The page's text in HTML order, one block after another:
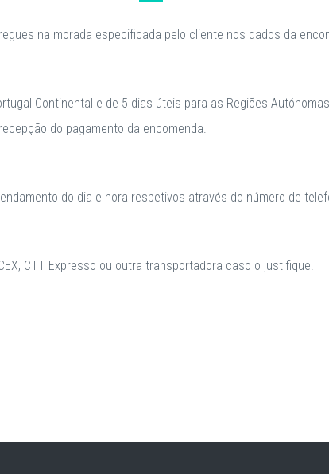
na morada especificada pelo cliente nos dados da
Continental e de 5 dias úteis para as Regiões
do pagamento da encomenda.
do dia e hora respetivos através do número de
CTT Expresso ou outra transportadora caso o justifique.